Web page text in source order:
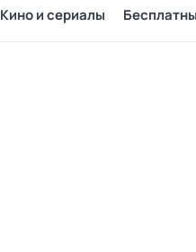
Кино и сериалы